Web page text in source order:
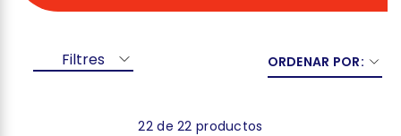
Filtres ORDENAR POR:
22 de 22 productos